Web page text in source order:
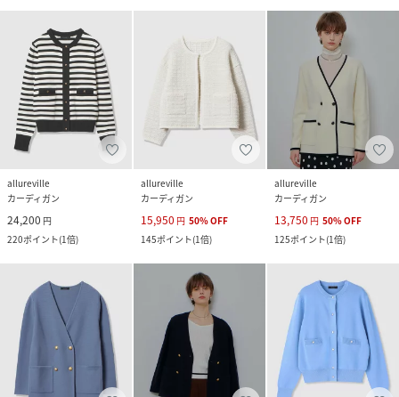
allureville
カーディガン
24,200 円
220ポイント(1倍)
allureville
カーディガン
15,950 円 50%OFF
145ポイント(1倍)
allureville
カーディガン
13,750 円 50%OFF
125ポイント(1倍)